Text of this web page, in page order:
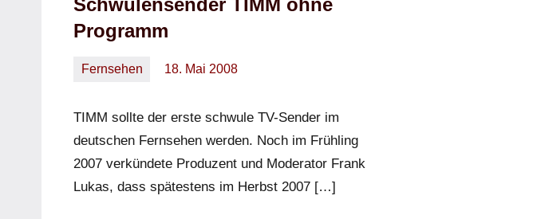
Schwulensender TIMM ohne
Programm
Fernsehen
18. Mai 2008
TIMM sollte der erste schwule TV-Sender im
deutschen Fernsehen werden. Noch im Frühling
2007 verkündete Produzent und Moderator Frank
Lukas, dass spätestens im Herbst 2007 […]